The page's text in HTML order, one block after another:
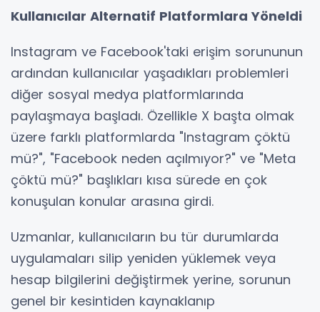
Kullanıcılar Alternatif Platformlara Yöneldi
Instagram ve Facebook'taki erişim sorununun
ardından kullanıcılar yaşadıkları problemleri
diğer sosyal medya platformlarında
paylaşmaya başladı. Özellikle X başta olmak
üzere farklı platformlarda "Instagram çöktü
mü?", "Facebook neden açılmıyor?" ve "Meta
çöktü mü?" başlıkları kısa sürede en çok
konuşulan konular arasına girdi.
Uzmanlar, kullanıcıların bu tür durumlarda
uygulamaları silip yeniden yüklemek veya
hesap bilgilerini değiştirmek yerine, sorunun
genel bir kesintiden kaynaklanıp